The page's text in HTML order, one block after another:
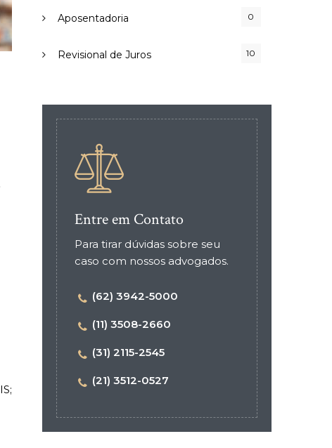
Aposentadoria 0
Revisional de Juros 10
Entre em Contato
Para tirar dúvidas sobre seu
caso com nossos advogados.
(62) 3942-5000
(11) 3508-2660
(31) 2115-2545
(21) 3512-0527